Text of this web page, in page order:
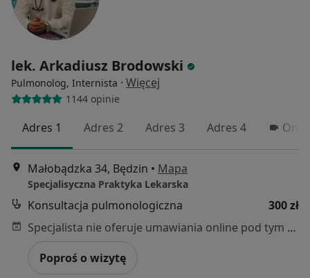
lek. Arkadiusz Brodowski
Pulmonolog, Internista · Więcej
1144 opinie
Adres 1 Adres 2 Adres 3 Adres 4
Małobądzka 34, Będzin • Mapa
Specjalisyczna Praktyka Lekarska
Konsultacja pulmonologiczna
300 zł
Specjalista nie oferuje umawiania online pod tym adresem.
Poproś o wizytę